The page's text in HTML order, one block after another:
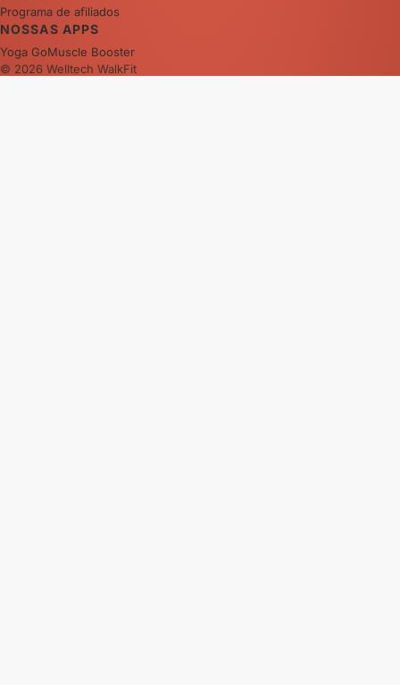
Programa de afiliados
NOSSAS APPS
Yoga GoMuscle Booster
© 2026 Welltech WalkFit